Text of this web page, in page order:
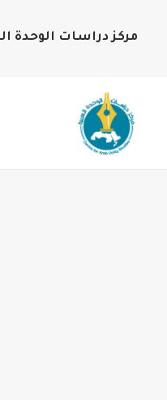
مركز دراسات الوحدة